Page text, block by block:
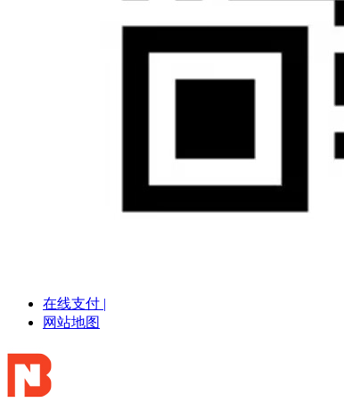
在线支付 |
网站地图